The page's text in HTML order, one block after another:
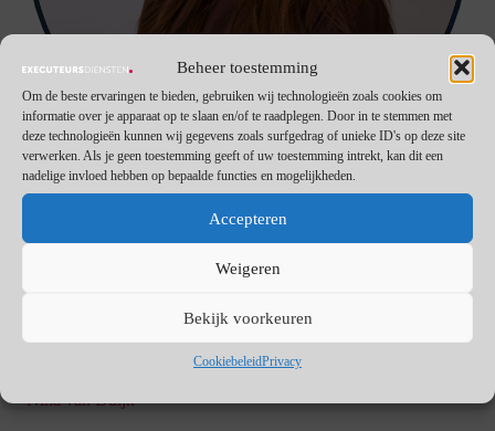
Beheer toestemming
Om de beste ervaringen te bieden, gebruiken wij technologieën zoals cookies om
informatie over je apparaat op te slaan en/of te raadplegen. Door in te stemmen met
deze technologieën kunnen wij gegevens zoals surfgedrag of unieke ID's op deze site
verwerken. Als je geen toestemming geeft of uw toestemming intrekt, kan dit een
nadelige invloed hebben op bepaalde functies en mogelijkheden.
Accepteren
Weigeren
Bekijk voorkeuren
CookiebeleidPrivacy
Nina van Duijn